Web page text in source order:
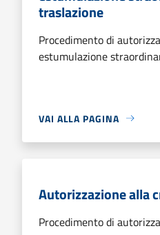
traslazione
Procedimento di
estumulazione
VAI ALLA PAGINA
Autorizzazione alla
Procedimento di